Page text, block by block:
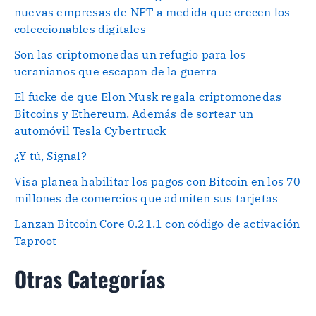
nuevas empresas de NFT a medida que crecen los
coleccionables digitales
Son las criptomonedas un refugio para los
ucranianos que escapan de la guerra
El fucke de que Elon Musk regala criptomonedas
Bitcoins y Ethereum. Además de sortear un
automóvil Tesla Cybertruck
¿Y tú, Signal?
Visa planea habilitar los pagos con Bitcoin en los 70
millones de comercios que admiten sus tarjetas
Lanzan Bitcoin Core 0.21.1 con código de activación
Taproot
Otras Categorías